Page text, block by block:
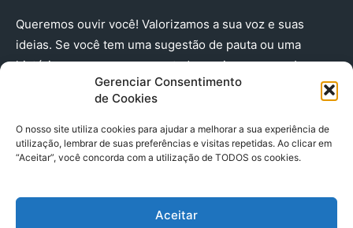
Gerenciar Consentimento
de Cookies
O nosso site utiliza cookies para ajudar a melhorar a sua experiência de
utilização, lembrar de suas preferências e visitas repetidas. Ao clicar em
“Aceitar”, você concorda com a utilização de TODOS os cookies.
Aceitar
Queremos ouvir você! Valorizamos a sua voz e suas
ideias. Se você tem uma sugestão de pauta ou uma
história que merece ser contada, envie-nos agora!
(91) 98224 - 3111